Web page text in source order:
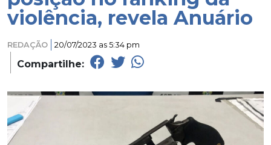
violência, revela Anuário
REDAÇÃO 20/07/2023 as 5:34 pm
Compartilhe: